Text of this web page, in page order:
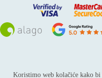
Koristimo web kolačiće kako
Sva prava